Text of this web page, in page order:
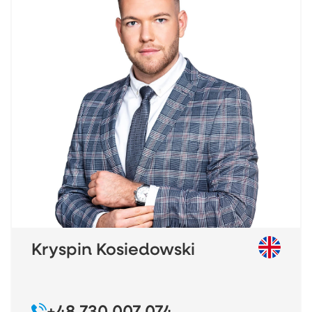
Bałtyckiego i naturalnych plaż w
Czołpinie oraz Rowach daje możliwość relaksu nad
morzem bez tłumów, ajeziora Gardno i Łebsko
rejsy wędkarskie i rekreacyjne
miłośników wędkarstwa i aktywnego wypoczynku.
Liczne szlaki piesze i rowerowe, ruchome wydmy
oraz bogactwo przyrody tworzą idealne warunki do
całorocznego wypoczynku.
To lokalizacja szczególnie ceniona przez seniorów –
spokojna, zdrowa, sprzyjająca regeneracjii pobytom
dłuższym. Jednocześnie region generujestabilny
ruch turystyczny, co przekłada się na wysoką
atrakcyjność inwestycyjną. Idealne miejsce pod
hotel, obiekt zdrowotny lub wypoczynkowy,
oferujący gościom komfort, spokój i autentyczne
doświadczenie nadmorskiej natury.
Kryspin Kosiedowski